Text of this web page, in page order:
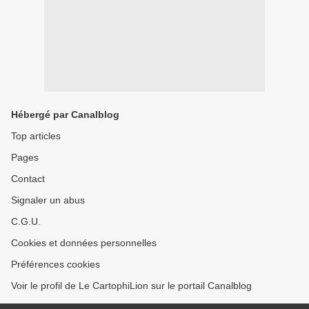
Hébergé par Canalblog
Top articles
Pages
Contact
Signaler un abus
C.G.U.
Cookies et données personnelles
Préférences cookies
Voir le profil de Le CartophiLion sur le portail Canalblog